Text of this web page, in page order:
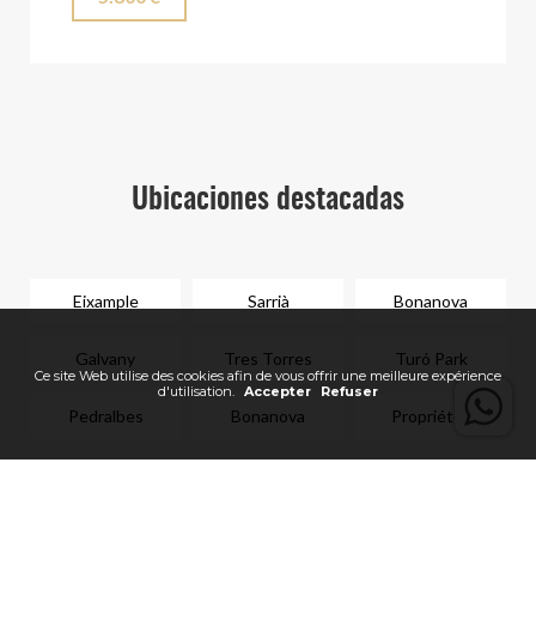
Ubicaciones destacadas
Eixample Sarrià Bonanova
Galvany Tres Torres Turó Park
Pedralbes Bonanova Propriétés